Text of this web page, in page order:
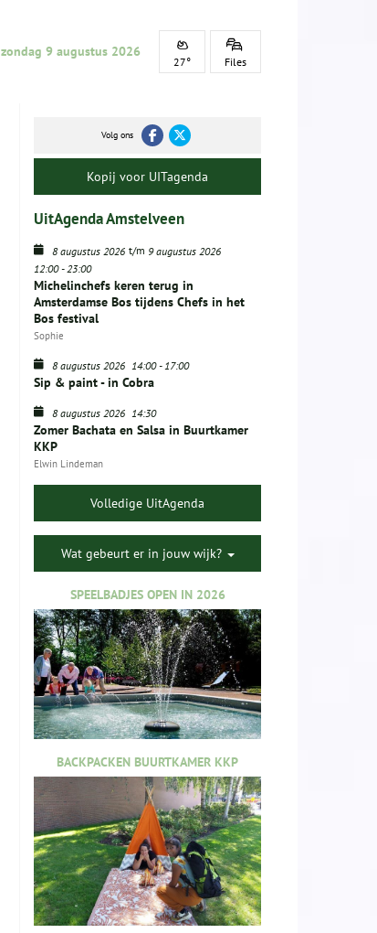
zondag 9 augustus 2026
27° Files
Volg ons
Kopij voor UITagenda
UitAgenda Amstelveen
8 augustus 2026 t/m 9 augustus 2026
12:00-23:00
Michelinchefs keren terug in
Amsterdamse Bos tijdens Chefs in het
Bos festival
Sophie
8 augustus 2026 14:00-17:00
Sip & paint - in Cobra
8 augustus 2026 14:30
Zomer Bachata en Salsa in Buurtkamer
KKP
Elwin Lindeman
Volledige UitAgenda
Wat gebeurt er in jouw wijk?
SPEELBADJES OPEN IN 2026
BACKPACKEN BUURTKAMER KKP